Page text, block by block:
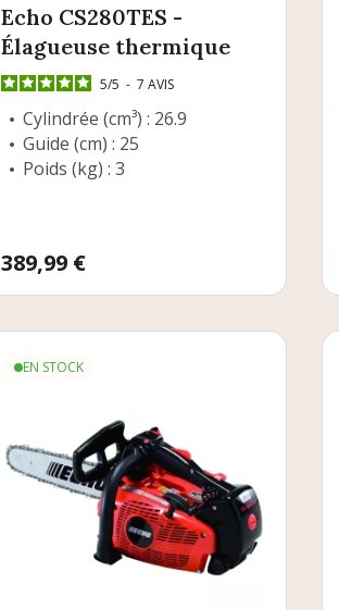
Echo CS280TES -
Élagueuse thermique
5/5 - 7 AVIS
Cylindrée (cm³) : 26.9
Guide (cm) : 25
Poids (kg) : 3
Prix
389,99 €
EN STOCK